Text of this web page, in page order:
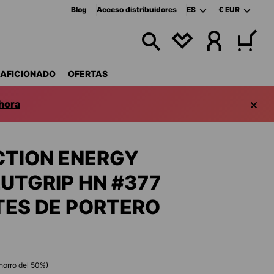
Blog Acceso distribuidores ES € EUR
TIENES 0
OFERTAS
ENERGY
HN #377
DE PORTERO
del 50%)